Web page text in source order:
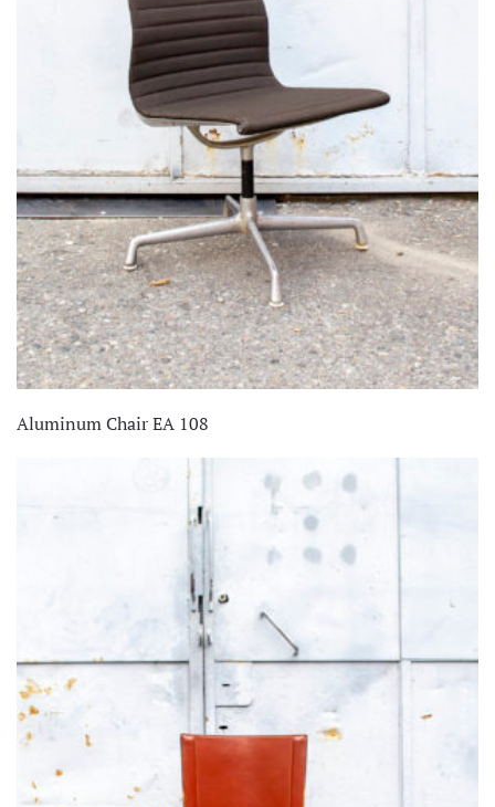
Aluminum Chair EA 108